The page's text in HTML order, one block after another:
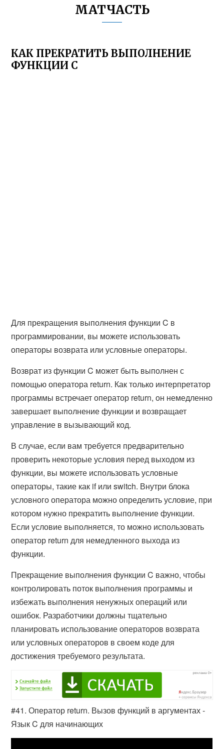
МАТЧАСТЬ
КАК ПРЕКРАТИТЬ ВЫПОЛНЕНИЕ
ФУНКЦИИ C
Для прекращения выполнения функции C в
программировании, вы можете использовать
операторы возврата или условные операторы.
Возврат из функции C может быть выполнен с
помощью оператора return. Как только интерпретатор
программы встречает оператор return, он немедленно
завершает выполнение функции и возвращает
управление в вызывающий код.
В случае, если вам требуется предварительно
проверить некоторые условия перед выходом из
функции, вы можете использовать условные
операторы, такие как ifилиswitch. Внутри блока
условного оператора можно определить условие, при
котором нужно прекратить выполнение функции.
Если условие выполняется, то можно использовать
оператор return для немедленного выхода из
функции.
Прекращение выполнения функции C важно, чтобы
контролировать поток выполнения программы и
избежать выполнения ненужных операций или
ошибок. Разработчики должны тщательно
планировать использование операторов возврата
или условных операторов в своем коде для
достижения требуемого результата.
#41. Оператор return. Вызов функций в аргументах -
Язык C для начинающих